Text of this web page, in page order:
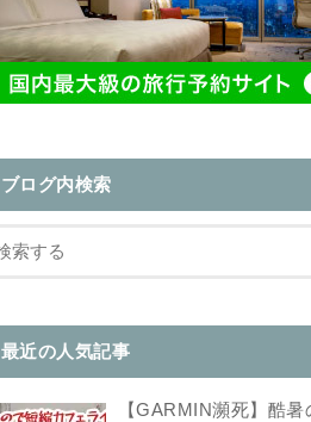
ブログ内検索
最近の人気記事
【GARMIN瀕死】酷暑